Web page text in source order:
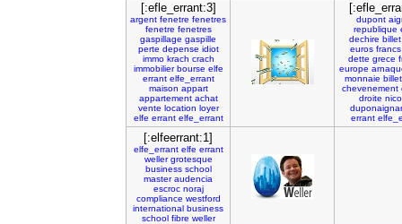
[:efle_errant:3]
argent fenetre fenetres
fenetre fenetres
gaspillage gaspille
perte depense idiot
immo krach crach
immobilier bourse elfe
errant elfe_errant
maison appart
appartement achat
vente location loyer
elfe errant elfe_errant
dupont
republique
dechire billet
euros francs
dette grece
europe
monnaie billet
chevenement
droite
errant
[:elfeerrant:1]
elfe_errant elfe errant
weller grotesque
business school
master audencia
escroc noraj
compliance westford
international business
school fibre weller